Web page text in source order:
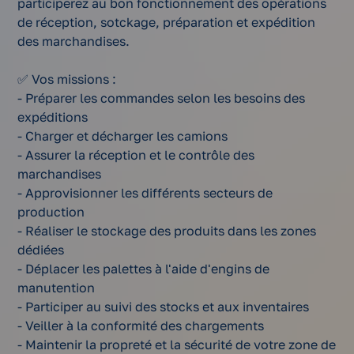
participerez au bon fonctionnement des opérations
de réception, sotckage, préparation et expédition
des marchandises.
✅ Vos missions :
- Préparer les commandes selon les besoins des
expéditions
- Charger et décharger les camions
- Assurer la réception et le contrôle des
marchandises
- Approvisionner les différents secteurs de
production
- Réaliser le stockage des produits dans les zones
dédiées
- Déplacer les palettes à l'aide d'engins de
manutention
- Participer au suivi des stocks et aux inventaires
- Veiller à la conformité des chargements
- Maintenir la propreté et la sécurité de votre zone de